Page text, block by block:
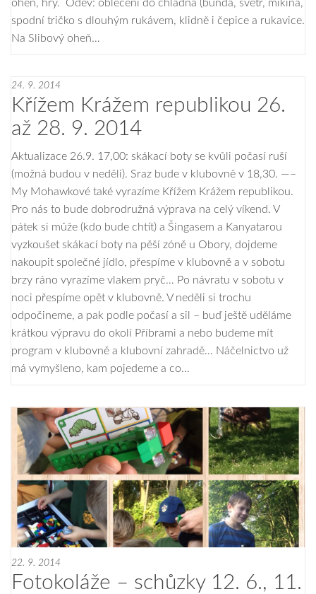
oheň, hry. Oděv: oblečení do chladna (bunda, svetr, mikina,
spodní tričko s dlouhým rukávem, klidně i čepice a rukavice.
Na Slibový oheň…
24. 9. 2014
Křížem Krážem republikou 26.
až 28. 9. 2014
Aktualizace 26.9. 17,00: skákací boty se kvůli počasí ruší
(možná budou v neděli). Sraz bude v klubovně v 18,30. —–
My Mohawkové také vyrazíme Křížem Krážem republikou.
Pro nás to bude dobrodružná výprava na celý víkend. V
pátek si může (kdo bude chtít) a Šingasem a Kanyatarou
vyzkoušet skákací boty na pěší zóně u Obory, dojdeme
nakoupit společné jídlo, přespíme v klubovně a v sobotu
brzy ráno vyrazíme vlakem pryč… Po návratu v sobotu v
noci přespíme opět v klubovně. V neděli si trochu
odpočineme, a pak podle počasí a sil – buď ještě uděláme
krátkou výpravu do okolí Příbrami a nebo budeme mít
program v klubovně a klubovní zahradě… Náčelnictvo už
má vymyšleno, kam pojedeme a co…
22. 9. 2014
Fotokoláže – schůzky 12. 6., 11.